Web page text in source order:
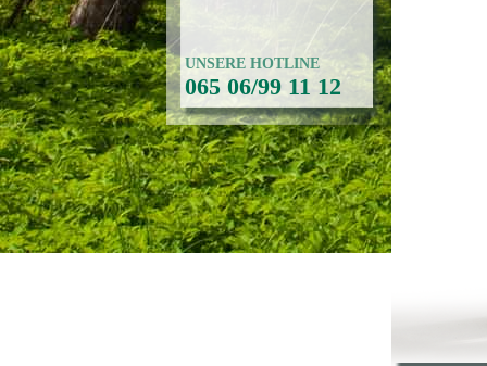
UNSERE HOTLINE
065 06/99 11 12